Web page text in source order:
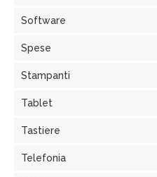
Software
Spese
Stampanti
Tablet
Tastiere
Telefonia